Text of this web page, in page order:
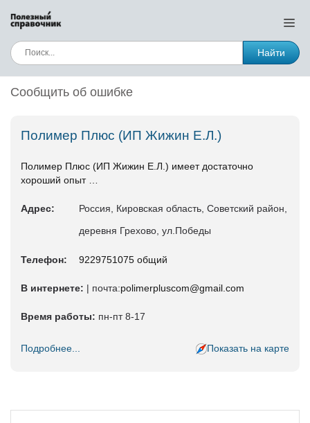
Найти
Сообщить об ошибке
Полимер Плюс (ИП Жижин Е.Л.)
Полимер Плюс (ИП Жижин Е.Л.) имеет достаточно
хороший опыт …
Адрес:
Россия, Кировская область, Советский район,
деревня Грехово, ул.Победы
Телефон: 9229751075 общий
В интернете: | почта:polimerpluscom@gmail.com
Время работы: пн-пт 8-17
Подробнее... Показать на карте